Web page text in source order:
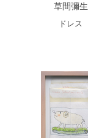
草間彌生
ドレス